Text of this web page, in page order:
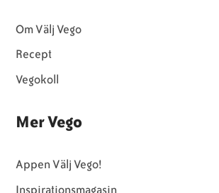
Om Välj Vego
Recept
Vegokoll
Mer Vego
Appen Välj Vego!
Inspirationsmagasin